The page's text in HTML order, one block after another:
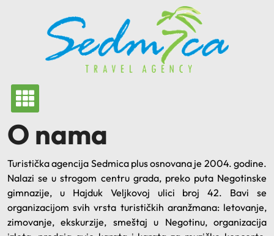
O nama
Turistička agencija Sedmica plus osnovana je 2004. godine.
Nalazi se u strogom centru grada, preko puta Negotinske
gimnazije, u Hajduk Veljkovoj ulici broj 42. Bavi se
organizacijom svih vrsta turističkih aranžmana: letovanje,
zimovanje, ekskurzije, smeštaj u Negotinu, organizacija